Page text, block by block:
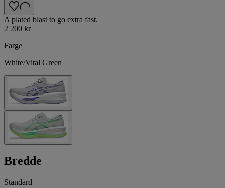
A plated blast to go extra fast.
2 200 kr
Farge
White/Vital Green
Bredde
Standard